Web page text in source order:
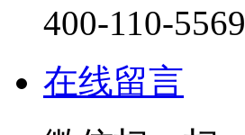
400-110-5569
在线留言